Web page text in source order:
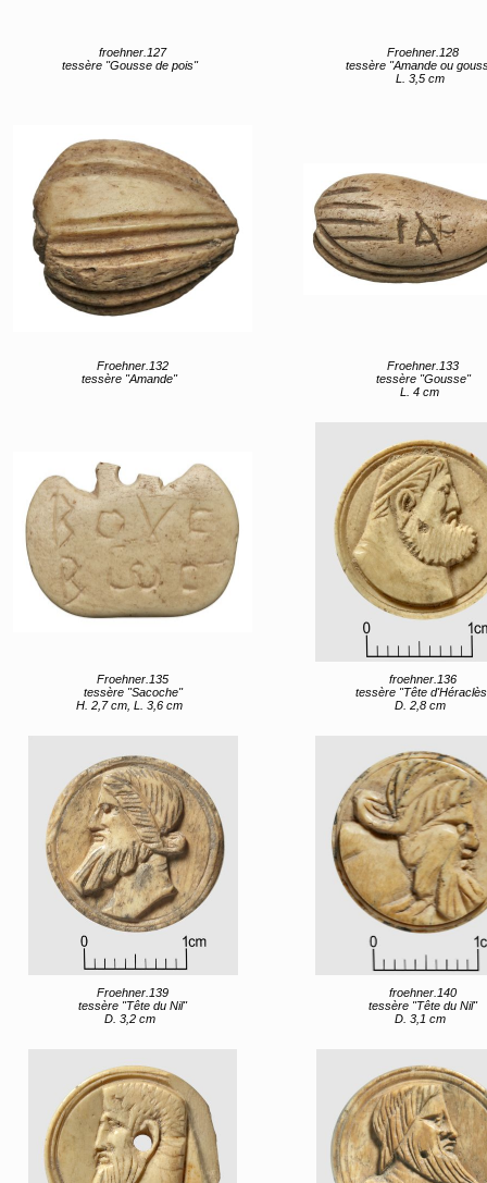
froehner.127
tessère "Gousse de pois"
Froehner.128
tessère "Amande ou
L. 3,5 cm
Froehner.132
tessère "Amande"
Froehner.133
tessère "Gousse"
L. 4 cm
Froehner.135
tessère "Sacoche"
H. 2,7 cm, L. 3,6 cm
froehner.136
tessère "Tête
D. 2,8 cm
Froehner.139
tessère "Tête du Nil"
D. 3,2 cm
froehner.140
tessère "Tête du Nil"
D. 3,1 cm